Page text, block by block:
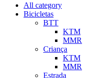
All category
Bicicletas
BTT
KTM
MMR
Criança
KTM
MMR
Estrada